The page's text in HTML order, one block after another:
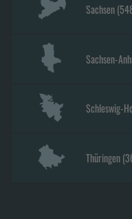
Sachsen(
Sachsen-
Schleswig-
Thüringen(